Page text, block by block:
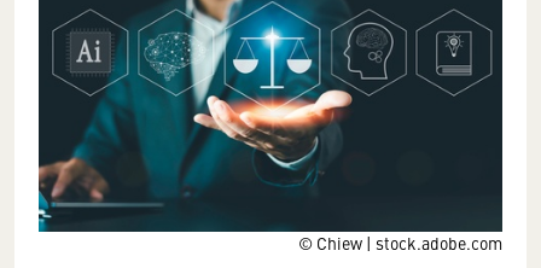
© Chiew | stock.adobe.com